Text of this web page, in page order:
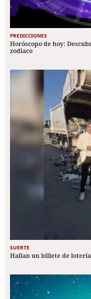
PREDICCIONES
Horóscopo de hoy:
zodiaco
SUERTE
Hallan un billete de